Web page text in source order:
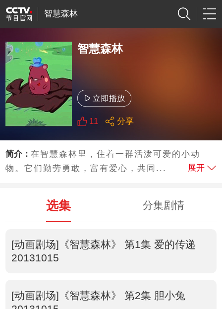
智慧森林
智慧森林
11 分享
简介：在智慧森林里，住着一群活泼可爱的小动
物。它们勤劳勇敢，富有爱心，共同...
展开
选集 分集剧情
[动画剧场]《智慧森林》 第1集 爱的传递
20131015
[动画剧场]《智慧森林》 第2集 胆小兔